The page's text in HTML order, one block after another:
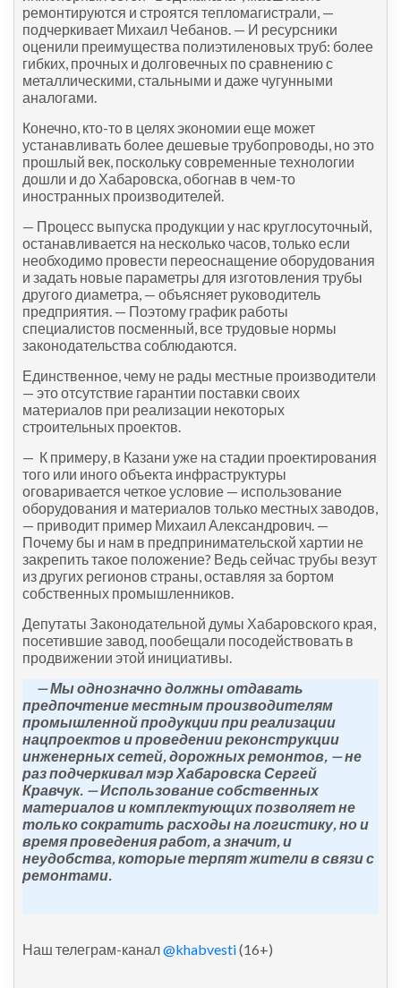
ремонтируются и строятся тепломагистрали, —
подчеркивает Михаил Чебанов. — И ресурсники
оценили преимущества полиэтиленовых труб: более
гибких, прочных и долговечных по сравнению с
металлическими, стальными и даже чугунными
аналогами.
Конечно, кто-то в целях экономии еще может
устанавливать более дешевые трубопроводы, но это
прошлый век, поскольку современные технологии
дошли и до Хабаровска, обогнав в чем-то
иностранных производителей.
— Процесс выпуска продукции у нас круглосуточный,
останавливается на несколько часов, только если
необходимо провести переоснащение оборудования
и задать новые параметры для изготовления трубы
другого диаметра, — объясняет руководитель
предприятия. — Поэтому график работы
специалистов посменный, все трудовые нормы
законодательства соблюдаются.
Единственное, чему не рады местные производители
— это отсутствие гарантии поставки своих
материалов при реализации некоторых
строительных проектов.
— К примеру, в Казани уже на стадии проектирования
того или иного объекта инфраструктуры
оговаривается четкое условие — использование
оборудования и материалов только местных заводов,
— приводит пример Михаил Александрович. —
Почему бы и нам в предпринимательской хартии не
закрепить такое положение? Ведь сейчас трубы везут
из других регионов страны, оставляя за бортом
собственных промышленников.
Депутаты Законодательной думы Хабаровского края,
посетившие завод, пообещали посодействовать в
продвижении этой инициативы.
— Мы однозначно должны отдавать
предпочтение местным производителям
промышленной продукции при реализации
нацпроектов и проведении реконструкции
инженерных сетей, дорожных ремонтов, — не
раз подчеркивал мэр Хабаровска Сергей
Кравчук. — Использование собственных
материалов и комплектующих позволяет не
только сократить расходы на логистику, но и
время проведения работ, а значит, и
неудобства, которые терпят жители в связи с
ремонтами.
Наш телеграм-канал@khabvesti(16+)